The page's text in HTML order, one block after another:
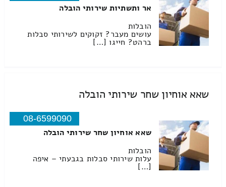
אר ותשתיות שירותי הובלה
הובלות
עושים מעבר? זקוקים לשירותי סבלות
ברהט? חייגו […]
שאא אוחיון שחר שירותי הובלה
08-6599090
שאא אוחיון שחר שירותי הובלה
הובלות
עלות שירותי סבלות בגבעתי – איפה
[…]